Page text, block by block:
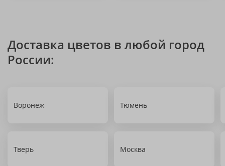
Доставка цветов в любой город
России:
Воронеж Тюмень
Тверь Москва